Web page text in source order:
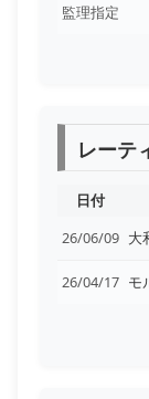
監理指定
レーテ
日付
26/06/09 大
26/04/17 モ